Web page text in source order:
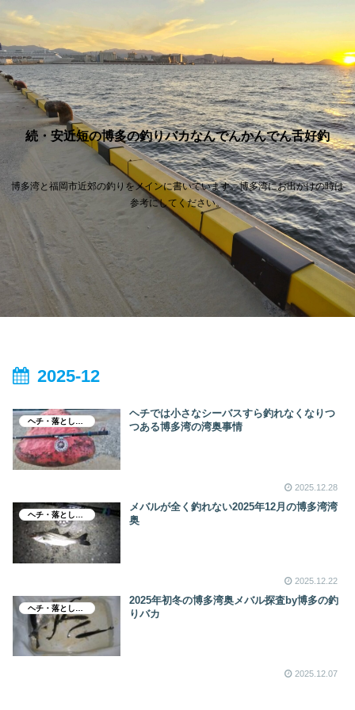
続・安近短の博多の釣りバカなんでんかんでん舌好釣
博多湾と福岡市近郊の釣りをメインに書いています。博多湾にお出かけの時は
参考にしてください。
2025-12
ヘチでは小さなシーバスすら釣れなくなりつ
つある博多湾の湾奥事情
2025.12.28
メバルが全く釣れない2025年12月の博多湾湾
奥
2025.12.22
2025年初冬の博多湾奥メバル探査by博多の釣
りバカ
2025.12.07